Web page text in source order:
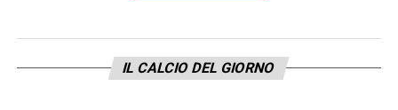
LA PLAYLIST DELLE NOSTRE TOP NEWS
IL CALCIO DEL GIORNO